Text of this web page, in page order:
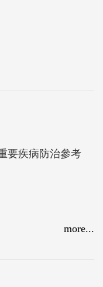
要疾病防治參考
more...